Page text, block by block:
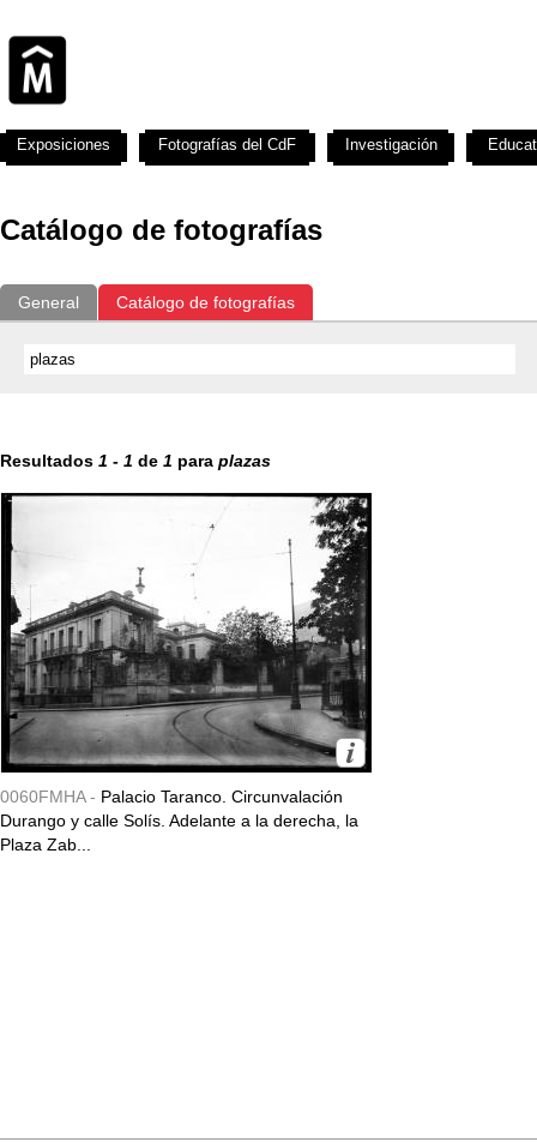
Catálogo de fotografías
General Catálogo de fotografías
Resultados 1 - 1 de 1 para plazas
0060FMHA - Palacio Taranco. Circunvalación
Durango y calle Solís. Adelante a la derecha, la
Plaza Zab...
Exposiciones Fotografías del CdF Investigación